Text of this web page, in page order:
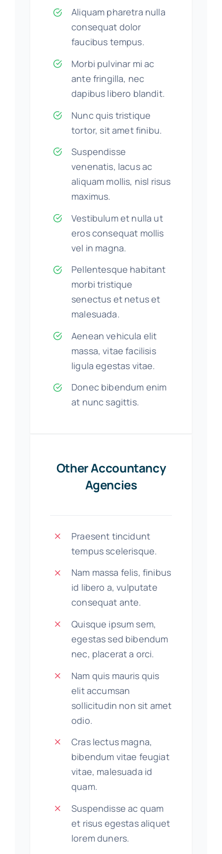
Aliquam pharetra nulla
consequat dolor
faucibus tempus.
Morbi pulvinar mi ac
ante fringilla, nec
dapibus libero blandit.
Nunc quis tristique
tortor, sit amet finibu.
Suspendisse
venenatis, lacus ac
aliquam mollis, nisl risus
maximus.
Vestibulum et nulla ut
eros consequat mollis
vel in magna.
Pellentesque habitant
morbi tristique
senectus et netus et
malesuada.
Aenean vehicula elit
massa, vitae facilisis
ligula egestas vitae.
Donec bibendum enim
at nunc sagittis.
Other Accountancy
Agencies
Praesent tincidunt
tempus scelerisque.
Nam massa felis, finibus
id libero a, vulputate
consequat ante.
Quisque ipsum sem,
egestas sed bibendum
nec, placerat a orci.
Nam quis mauris quis
elit accumsan
sollicitudin non sit amet
odio.
Cras lectus magna,
bibendum vitae feugiat
vitae, malesuada id
quam.
Suspendisse ac quam
et risus egestas aliquet
lorem duners.